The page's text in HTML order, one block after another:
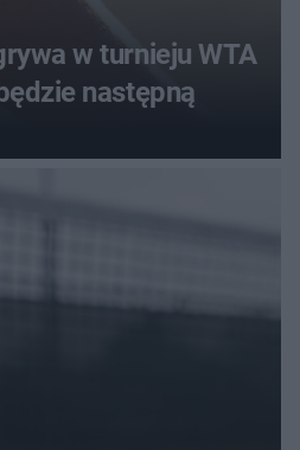
w turnieju WTA
następną